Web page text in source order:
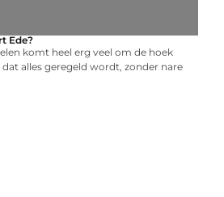
Ede?
komt heel erg veel om de hoek
alles geregeld wordt, zonder nare